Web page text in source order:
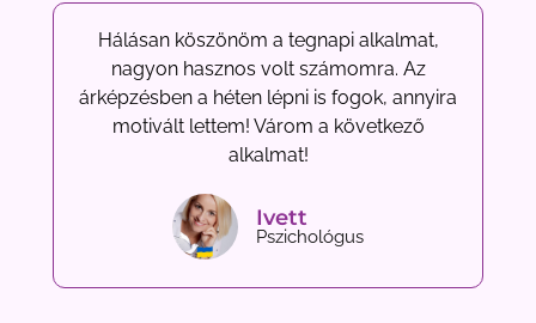
Hálásan köszönöm a tegnapi alkalmat,
nagyon hasznos volt számomra. Az
árképzésben a héten lépni is fogok, annyira
motivált lettem! Várom a következő
alkalmat!
Ivett
Pszichológus